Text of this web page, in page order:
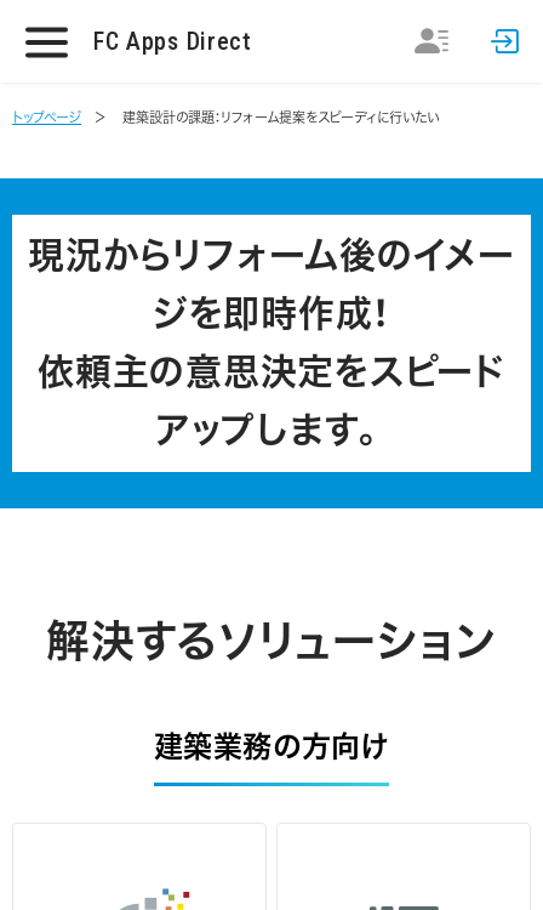
FC Apps Direct
トップページ 建築設計の課題：リフォーム提案をスピーディに行いたい
現況からリフォーム後のイメー
ジを即時作成！
依頼主の意思決定をスピード
アップします。
解決するソリューション
建築業務の方向け